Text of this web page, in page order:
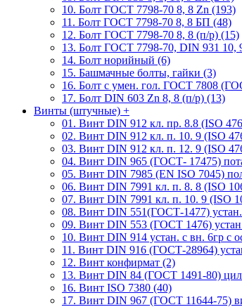
10. Болт ГОСТ 7798-70 8, 8 Zn (193)
11. Болт ГОСТ 7798-70 8, 8 БП (48)
12. Болт ГОСТ 7798-70 8, 8 (п/р) (15)
13. Болт ГОСТ 7798-70, DIN 931 10,
14. Болт норийный (6)
15. Башмачные болты, гайки (3)
16. Болт с умен. гол. ГОСТ 7808
17. Болт DIN 603 Zn 8, 8 (п/р) (13)
Винты (штучные) +
01. Винт DIN 912 кл. пр. 8.8 (ISO
02. Винт DIN 912 кл. п. 10. 9 (ISO
03. Винт DIN 912 кл. п. 12. 9 (ISO
04. Винт DIN 965 (ГОСТ- 17475)
05. Винт DIN 7985 (EN ISO 7045)
06. Винт DIN 7991 кл. п. 8. 8 (ISO
07. Винт DIN 7991 кл. п. 10. 9 (ISO
08. Винт DIN 551(ГОСТ-1477)
09. Винт DIN 553 (ГОСТ 1476)
10. Винт DIN 914 устан. с вн. 6гр с
11. Винт DIN 916 (ГОСТ-28964)
12. Винт конфирмат (2)
13. Винт DIN 84 (ГОСТ 1491-80)
16. Винт ISO 7380 (40)
17. Винт DIN 967 (ГОСТ 11644-75)